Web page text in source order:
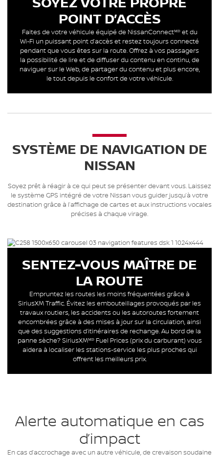
SOYEZ VOTRE PROPRE
POINT D’ACCÈS
Faites de votre véhicule équipé de NissanConnectᴹᴰ et du
Wi-Fi un puissant point d’accès et restez toujours connecté
pendant que vous êtes sur la route. Offrez à vos passagers
la possibilité de lire et de diffuser du contenu en continu, de
naviguer sur le Web, de partager du contenu et plus encore,
le tout depuis le confort de votre véhicule.
SYSTÈME DE NAVIGATION DE
NISSAN
Soyez prêt à réagir à ce qui peut se présenter devant vous. Laissez
le système GPS intégré de votre Nissan vous guider jusqu’à votre
destination grâce à l’affichage de cartes et aux instructions vocales
précises à chaque virage.
SENTEZ-VOUS MAÎTRE DE
LA ROUTE
Empruntez les routes les moins fréquentées grâce à
SiriusXM Traffic. Évitez les embouteillages provoqués par les
travaux routiers, les accidents ou les autoroutes fortement
encombrées grâce à des mises à jour sur la circulation, ainsi
que des suggestions d’itinéraires de rechange. Au bord de la
panne sèche? SiriusXMᴹᴰ Fuel Prices (prix du carburant) vous
aidera à localiser les stations-service les plus proches qui
offrent les meilleurs prix.
Alerte automatique en cas
d’impact
En cas d’accrochage avec un autre véhicule, de crevaison soudaine